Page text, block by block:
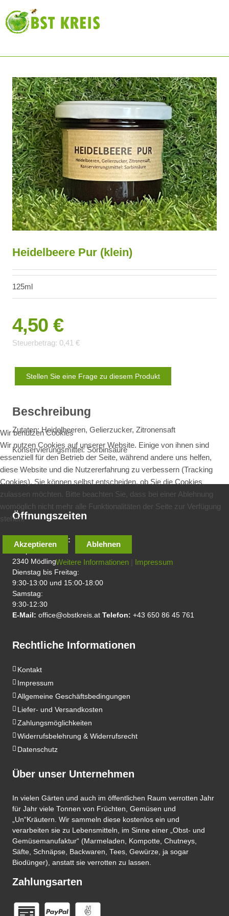
Heidelbeere Pur (klein)
125ml
4,50 €
Steuerbetrag: 0,41 €
Stellen Sie eine Frage zu diesem Produkt
Beschreibung
Zutaten: Heidelbeeren, Gelierzucker, Zitronensaft
Konservierungsmittel: Sorbinsäure
Öffnungszeiten
Laden/Geschäft:
Hauptstraße 56
2340 Mödling
Dienstag bis Freitag:
9:30-13:00 und 15:00-18:00
Samstag:
9:30-12:30
E-Mail: office@obstkreis.at Telefon: +43 650 86 45 761
Rechtliche Informationen
Kontakt
Impressum
Allgemeine Geschäftsbedingungen
Liefer- und Versandkosten
Zahlungsmöglichkeiten
Widerrufsbelehrung & Widerrufsrecht
Datenschutz
Über unser Unternehmen
In vielen Gärten und auch im öffentlichen Raum verrotten Jahr
für Jahr viele Tonnen von Früchten, Gemüsen und
„Un“Kräutern. Wir sammeln diese kostenlos ein und
verarbeiten sie zu Lebensmitteln, im Sinne einer „Obst- und
Gemüsemanufaktur“ (Marmeladen, Kompotte, Chutneys,
Säfte, Schnäpse, Backwaren, Tees, Gewürze, ja sogar
Biodünger), anstatt sie verrotten zu lassen.
Zahlungsarten
Wir benutzen Cookies
Wir nutzen Cookies auf unserer Website. Einige von ihnen sind
essenziell für den Betrieb der Seite, während andere uns helfen,
diese Website und die Nutzererfahrung zu verbessern (Tracking
Cookies). Sie können selbst entscheiden, ob Sie die Cookies
zulassen möchten. Bitte beachten Sie, dass bei einer Ablehnung
womöglich nicht mehr alle Funktionalitäten der Seite zur Verfügung
stehen.
Akzeptieren Ablehnen
Weitere Informationen Impressum